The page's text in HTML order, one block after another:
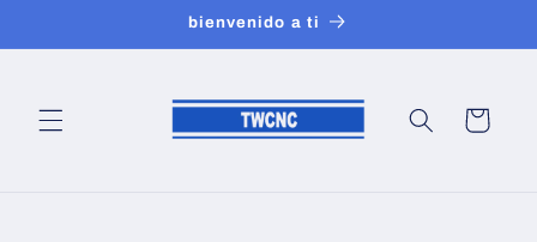
al contenido
bienvenido a ti
Carrito